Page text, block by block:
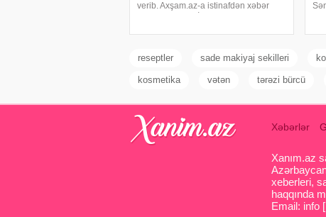
verib. Axşam.az-a istinafdən xəbər
reseptler sade makiyaj sekilleri
kosmetika vətən tərəzi bürcü
Xəbərlər
Xanım.az
xeberleri,
haqqında
Email: info